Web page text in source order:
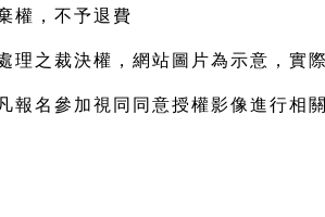
權，不予退費
理之裁決權，網站圖片為示意，實
報名參加視同同意授權影像進行相